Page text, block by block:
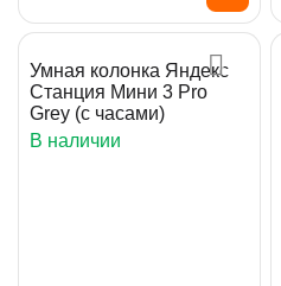
Умная колонка Яндекс
Станция Мини 3 Pro
Grey (с часами)
В наличии